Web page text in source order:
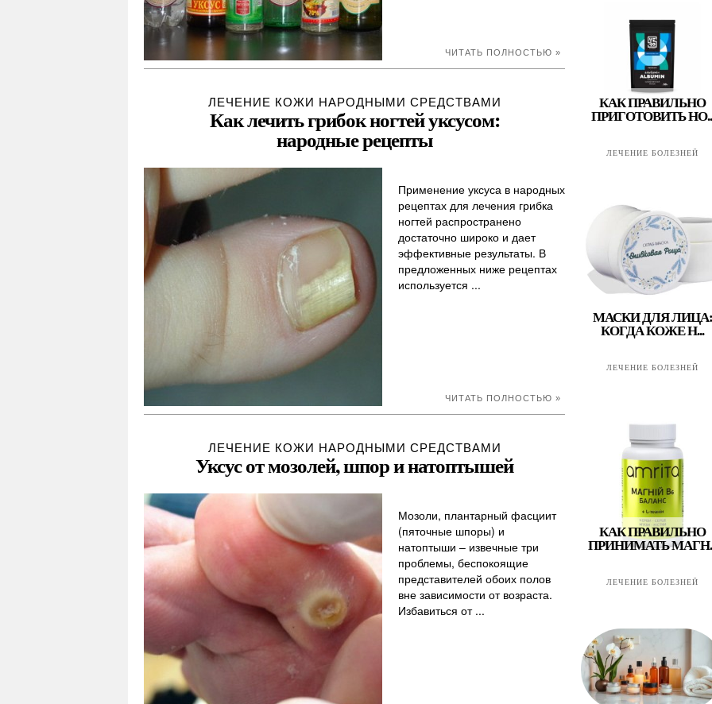
ЧИТАТЬ ПОЛНОСТЬЮ »
ЛЕЧЕНИЕ КОЖИ НАРОДНЫМИ СРЕДСТВАМИ
Как лечить грибок ногтей уксусом:
народные рецепты
Применение уксуса в народных
рецептах для лечения грибка
ногтей распространено
достаточно широко и дает
эффективные результаты. В
предложенных ниже рецептах
используется ...
ЧИТАТЬ ПОЛНОСТЬЮ »
ЛЕЧЕНИЕ КОЖИ НАРОДНЫМИ СРЕДСТВАМИ
Уксус от мозолей, шпор и натоптышей
Мозоли, плантарный фасциит
(пяточные шпоры) и
натоптыши – извечные три
проблемы, беспокоящие
представителей обоих полов
вне зависимости от возраста.
Избавиться от ...
КАК ПРАВИЛЬНО
ПРИГОТОВИТЬ
ЛЕЧЕНИЕ БОЛЕЗНЕЙ
МАСКИ ДЛЯ ЛИЦА:
КОГДА КОЖЕ Н...
ЛЕЧЕНИЕ БОЛЕЗНЕЙ
КАК ПРАВИЛЬНО
ПРИНИМАТЬ
ЛЕЧЕНИЕ БОЛЕЗНЕЙ